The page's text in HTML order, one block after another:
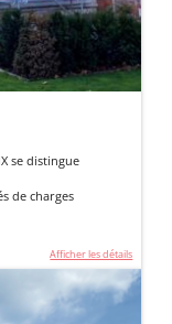
se distingue
de charges
Afficher les détails